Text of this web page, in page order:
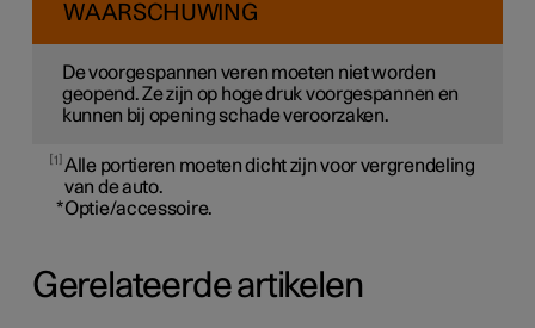
WAARSCHUWING
De voorgespannen veren moeten niet worden
geopend. Ze zijn op hoge druk voorgespannen en
kunnen bij opening schade veroorzaken.
1 Alle portieren moeten dicht zijn voor vergrendeling
van de auto.
*Optie/accessoire.
Gerelateerde artikelen